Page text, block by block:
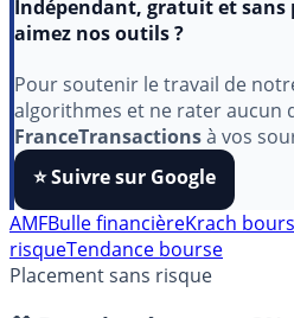
Indépendant, gratuit et sans
Pour soutenir le travail de
algorithmes et ne rater aucun
FranceTransactionsà vos
⭐️ Suivre sur Google
AMFBulle financièreKrach
risqueTendance bourse
Placement sans risque